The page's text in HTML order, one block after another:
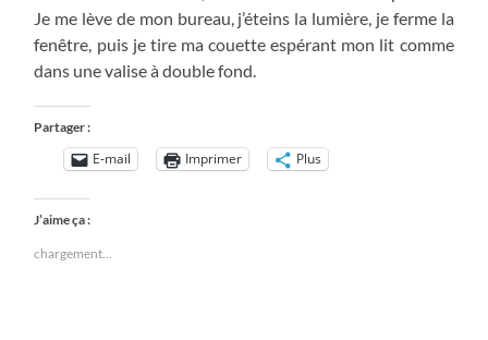
Je me lève de mon bureau, j’éteins la lumière, je ferme la
fenêtre, puis je tire ma couette espérant mon lit comme
dans une valise à double fond.
Partager :
E-mail Imprimer Plus
J’aime ça :
chargement…